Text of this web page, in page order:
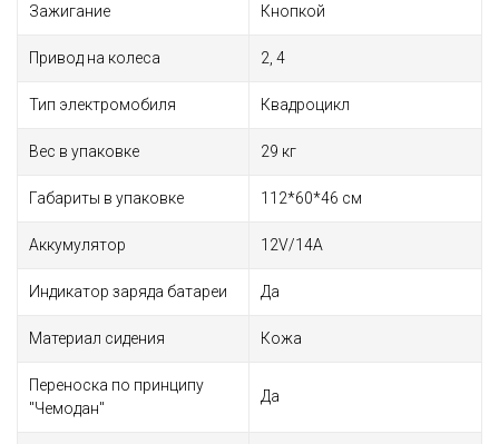
Зажигание Кнопкой
Привод на колеса 2, 4
Тип электромобиля Квадроцикл
Вес в упаковке 29 кг
Габариты в упаковке 112*60*46 см
Аккумулятор 12V/14А
Индикатор заряда батареи Да
Материал сидения Кожа
Переноска по принципу
"Чемодан"
Да